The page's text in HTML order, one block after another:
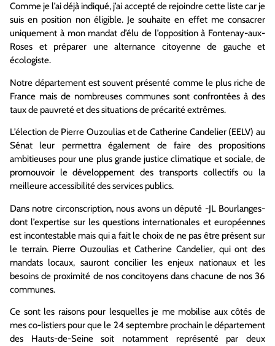
Comme je l’ai déjà indiqué, j’ai accepté de rejoindre cette liste car je
suis en position non éligible. Je souhaite en effet me consacrer
uniquement à mon mandat d’élu de l’opposition à Fontenay-aux-
Roses et préparer une alternance citoyenne de gauche et
écologiste.
Notre département est souvent présenté comme le plus riche de
France mais de nombreuses communes sont confrontées à des
taux de pauvreté et des situations de précarité extrêmes.
L’élection de Pierre Ouzoulias et de Catherine Candelier (EELV) au
Sénat leur permettra également de faire des propositions
ambitieuses pour une plus grande justice climatique et sociale, de
promouvoir le développement des transports collectifs ou la
meilleure accessibilité des services publics.
Dans notre circonscription, nous avons un député -JL Bourlanges-
dont l’expertise sur les questions internationales et européennes
est incontestable mais qui a fait le choix de ne pas être présent sur
le terrain. Pierre Ouzoulias et Catherine Candelier, qui ont des
mandats locaux, sauront concilier les enjeux nationaux et les
besoins de proximité de nos concitoyens dans chacune de nos 36
communes.
Ce sont les raisons pour lesquelles je me mobilise aux côtés de
mes co-listiers pour que le 24 septembre prochain le département
des Hauts-de-Seine soit notamment représenté par deux